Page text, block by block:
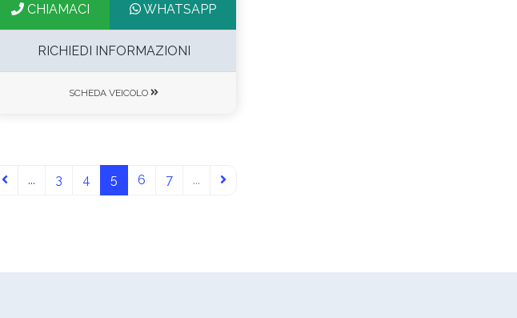
CHIAMACI WHATSAPP
RICHIEDI INFORMAZIONI
SCHEDA VEICOLO
... 3 4 5 6 7 ...